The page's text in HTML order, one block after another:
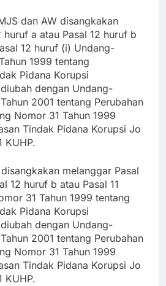
dan AW disangkakan
huruf a atau Pasal 12 huruf b
12 huruf (i) Undang-
1999 tentang
Pidana Korupsi
dengan Undang-
2001 tentang Perubahan
Nomor 31 Tahun 1999
Tindak Pidana Korupsi Jo
KUHP.
melanggar Pasal
12 huruf b atau Pasal 11
31 Tahun 1999 tentang
Pidana Korupsi
dengan Undang-
2001 tentang Perubahan
Nomor 31 Tahun 1999
Tindak Pidana Korupsi Jo
KUHP.